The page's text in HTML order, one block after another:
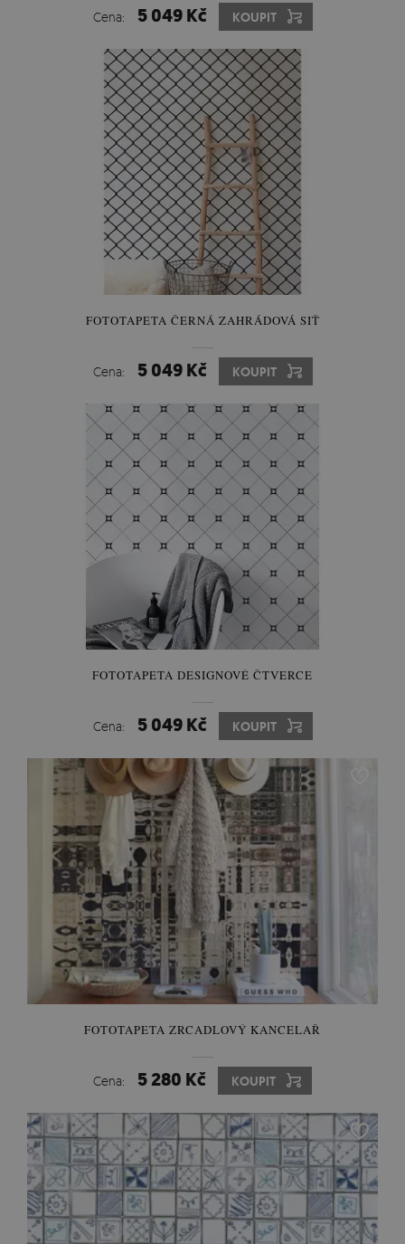
Cena: 5 049 Kč KOUPIT
FOTOTAPETA ČERNÁ ZAHRÁDOVÁ SIŤ
Cena: 5 049 Kč KOUPIT
FOTOTAPETA DESIGNOVÉ ČTVERCE
Cena: 5 049 Kč KOUPIT
FOTOTAPETA ZRCADLOVÝ KANCELAŘ
Cena: 5 280 Kč KOUPIT